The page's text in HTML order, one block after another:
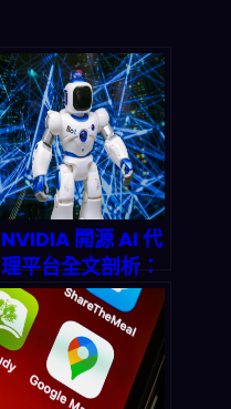
NVIDIA 開源 AI 代
理平台全文剖析：
2026 年開發者革
命來了！